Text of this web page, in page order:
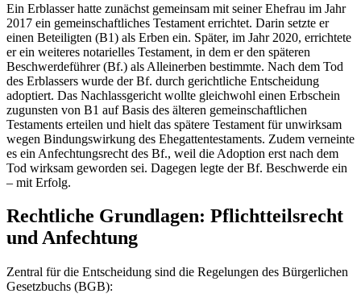
Ein Erblasser hatte zunächst gemeinsam mit seiner Ehefrau im Jahr
2017 ein gemeinschaftliches Testament errichtet. Darin setzte er
einen Beteiligten (B1) als Erben ein. Später, im Jahr 2020, errichtete
er ein weiteres notarielles Testament, in dem er den späteren
Beschwerdeführer (Bf.) als Alleinerben bestimmte. Nach dem Tod
des Erblassers wurde der Bf. durch gerichtliche Entscheidung
adoptiert. Das Nachlassgericht wollte gleichwohl einen Erbschein
zugunsten von B1 auf Basis des älteren gemeinschaftlichen
Testaments erteilen und hielt das spätere Testament für unwirksam
wegen Bindungswirkung des Ehegattentestaments. Zudem verneinte
es ein Anfechtungsrecht des Bf., weil die Adoption erst nach dem
Tod wirksam geworden sei. Dagegen legte der Bf. Beschwerde ein
– mit Erfolg.
Rechtliche Grundlagen: Pflichtteilsrecht
und Anfechtung
Zentral für die Entscheidung sind die Regelungen des Bürgerlichen
Gesetzbuchs (BGB):